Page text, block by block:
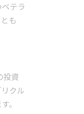
テラ
も
投資
クル
。